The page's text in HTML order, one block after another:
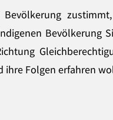
Bevölkerung
ihre Folgen erfahren